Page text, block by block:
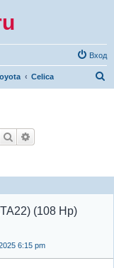
Вход
Celica
Поиск
(108 Hp)
6:15 pm